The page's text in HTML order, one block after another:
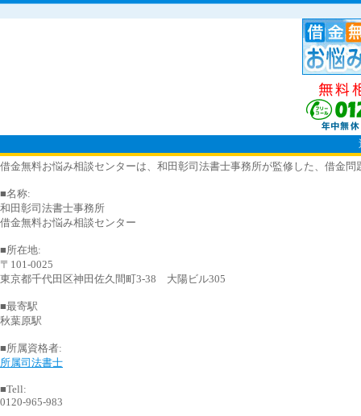
借金無料お悩み相談センターは、和田彰司法書士事務所が監修した、借金
■名称:
和田彰司法書士事務所
借金無料お悩み相談センター
■所在地:
〒101-0025
東京都千代田区神田佐久間町3-38 大陽ビル305
■最寄駅
秋葉原駅
■所属資格者:
所属司法書士
■Tell:
0120-965-983